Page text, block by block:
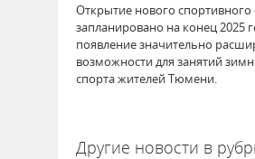
Открытие нового спортивного
запланировано на конец 2025
появление значительно
возможности для занятий
спорта жителей Тюмени.
Другие новости в